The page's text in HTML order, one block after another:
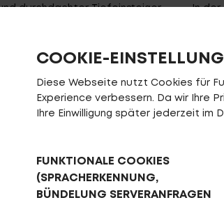
durchdachter Tiefeinsteiger
konnte im großen
In der
COOKIE-
Diese Webseite nutzt Cookies für
Experience verbessern. Da wir Ihre
Ihre Einwilligung später jederzeit im
FUNKTIONALE COOKIES
(SPRACHERKENNUNG,
BÜNDELUNG SERVERANFRAGEN